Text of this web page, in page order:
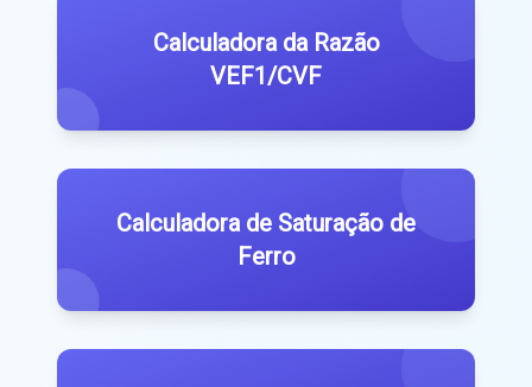
Calculadora da Razão
VEF1/CVF
Calculadora de Saturação de
Ferro